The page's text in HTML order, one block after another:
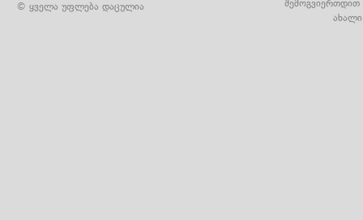
© ყველა უფლება დაცულია
შემოგვიერთდით
ახალი